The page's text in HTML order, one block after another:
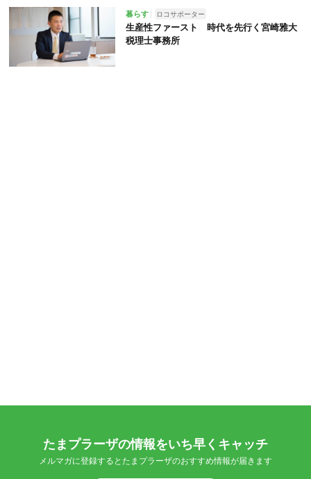
暮らす ロコサポーター
生産性ファースト 時代を先行く宮崎雅大
税理士事務所
たまプラーザの情報をいち早くキャッチ
メルマガに登録するとたまプラーザのおすすめ情報が届きます